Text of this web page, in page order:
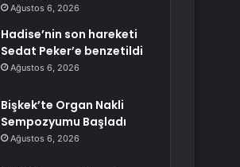
Ağustos 6, 2026
Hadise’nin son hareketi
Sedat Peker’e benzetildi
Ağustos 6, 2026
Bişkek’te Organ Nakli
Sempozyumu Başladı
Ağustos 6, 2026